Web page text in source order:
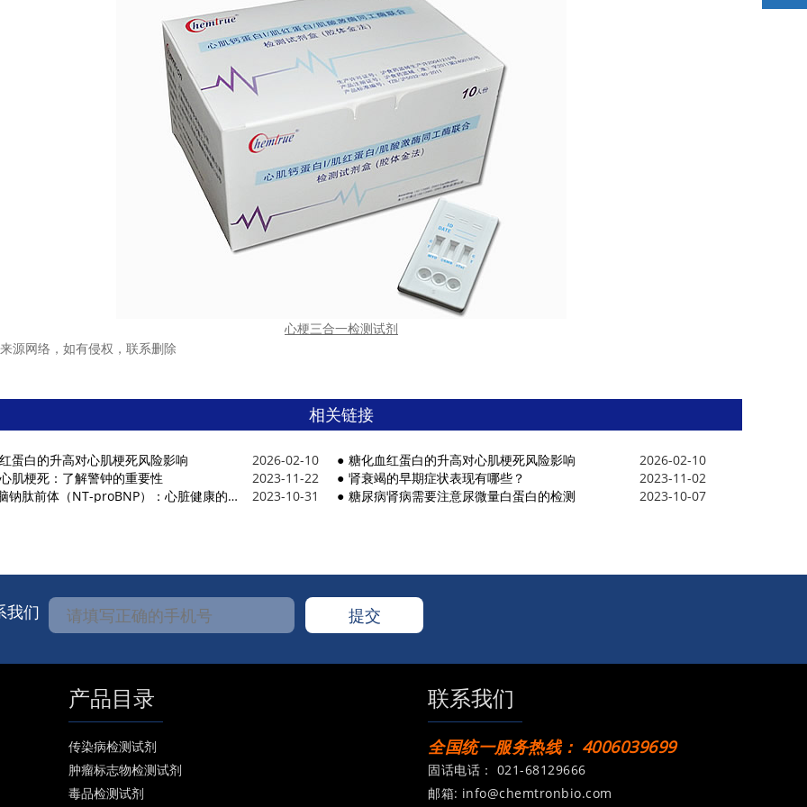
心梗三合一检测试剂
源网络，如有侵权，联系删除
相关链接
蛋白的升高对心肌梗死风险影响 2026-02-10 糖化血红蛋白的升高对心肌梗死风险影响
2026-02-10
肌梗死：了解警钟的重要性
2023-11-22 肾衰竭的早期症状表现有哪些？
2023-11-02
前体（NT-proBNP）：心脏健康的重要生物标志物和临床应用进展
2023-10-31 糖尿病肾病需要注意尿微量白蛋白的检测 2023-10-07
我们
产品目录
传染病检测试剂
肿瘤标志物检测试剂
毒品检测试剂
联系我们
全国统一服务热线： 4006039699
固话电话： 021-68129666
邮箱: info@chemtronbio.com